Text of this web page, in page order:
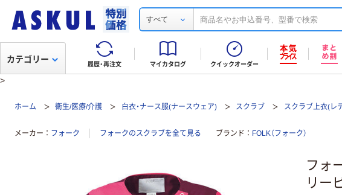
すべて
履歴・再注文 マイカタログ クイックオーダー
カテゴリー
>
ホーム 衛生/医療/介護 白衣・ナース服(ナースウェア) スクラブ スクラブ上衣(レ
メーカー フォーク フォークのスクラブを全て見る ブランド FOLK（フォーク）
フォ
リー